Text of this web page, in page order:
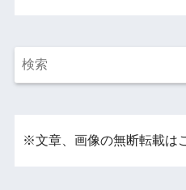
※文章、画像の無断転載は